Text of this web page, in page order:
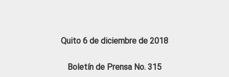
Quito 6 de diciembre de 2018
Boletín de Prensa No. 315